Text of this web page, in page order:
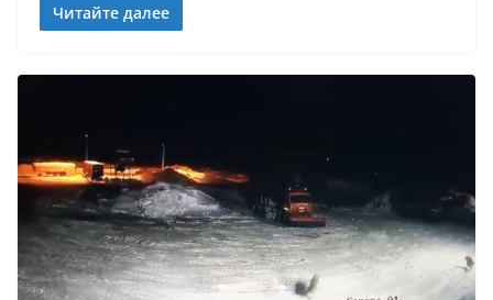
Читайте далее